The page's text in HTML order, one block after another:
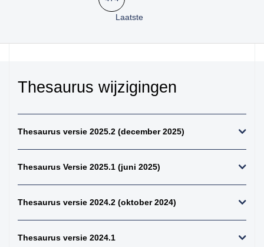
36. beenderen
37. alle (primaire)
maligne weke delen
tumoren (inclusief bot
en kraakbeen
tumoren)
maligne bottumoren
39. alle
Laatste
Thesaurus wijzigingen
Thesaurus versie 2025.2 (december 2025)
Thesaurus Versie 2025.1 (juni 2025)
Thesaurus versie 2024.2 (oktober 2024)
Thesaurus versie 2024.1